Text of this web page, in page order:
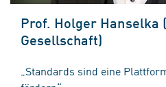
Prof. Holger Hanselka
Gesellschaft)
„Standards sind eine